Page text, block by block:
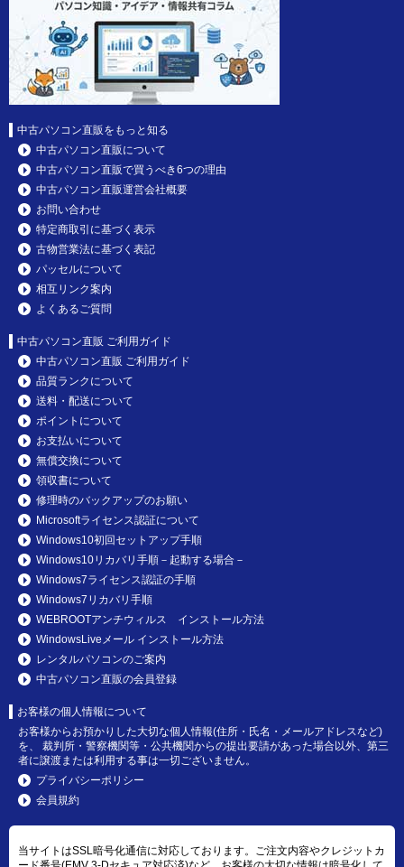
中古パソコン直販をもっと知る
中古パソコン直販について
中古パソコン直販で買うべき6つの理由
中古パソコン直販運営会社概要
お問い合わせ
特定商取引に基づく表示
古物営業法に基づく表記
パッセルについて
相互リンク案内
よくあるご質問
中古パソコン直販 ご利用ガイド
中古パソコン直販 ご利用ガイド
品質ランクについて
送料・配送について
ポイントについて
お支払いについて
無償交換について
領収書について
修理時のバックアップのお願い
Microsoftライセンス認証について
Windows10初回セットアップ手順
Windows10リカバリ手順－起動する場合－
Windows7ライセンス認証の手順
Windows7リカバリ手順
WEBROOTアンチウィルス インストール方法
WindowsLiveメール インストール方法
レンタルパソコンのご案内
中古パソコン直販の会員登録
お客様の個人情報について
お客様からお預かりした大切な個人情報(住所・氏名・メールアドレスなど)
を、 裁判所・警察機関等・公共機関からの提出要請があった場合以外、第三
者に譲渡または利用する事は一切ございません。
プライバシーポリシー
会員規約
当サイトはSSL暗号化通信に対応しております。ご注文内容やクレジットカ